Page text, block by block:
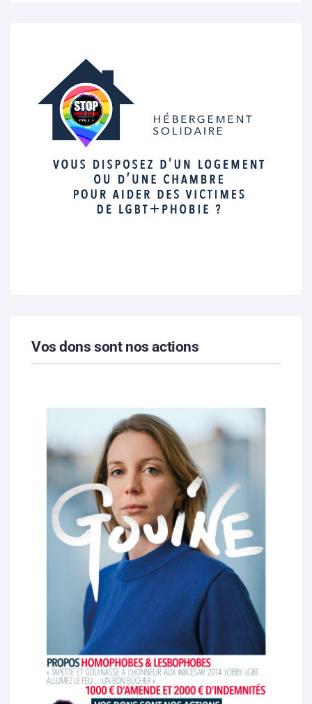
Vos dons sont nos actions